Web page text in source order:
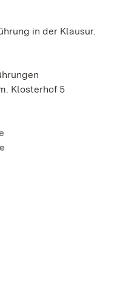
in der Klausur.
Klosterhof 5